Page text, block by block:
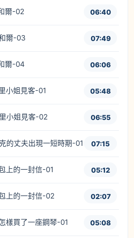
爾-02 06:40
爾-03 07:49
爾-04 06:06
小姐見客-01 05:48
小姐見客-02 06:55
的丈夫出現一短時期-01 07:15
上的一封信-01 05:12
上的一封信-02 02:07
樣買了一座鋼琴-01 05:08